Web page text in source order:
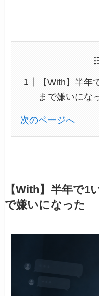
【With】半年
まで嫌いにな
次のページへ
【With】半年で1
で嫌いになった